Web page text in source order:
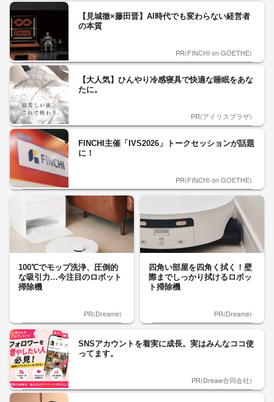
【見城徹×藤田晋】AI時代でも変わらない経営者
の本質
PR(FINCHI on GOETHE)
【大人気】ひんやり冷感寝具で快適な睡眠をあな
たに。
PR(アイリスプラザ)
FINCHI主催「IVS2026」トークセッションが話題
に！
PR(FINCHI on GOETHE)
100℃でモップ洗浄、圧倒的
な吸引力…今注目のロボット
掃除機
PR(Dreame)
四角い部屋を四角く拭く！壁
際までしっかり拭けるロボッ
ト掃除機
PR(Dreame)
SNSアカウントを着実に成長。実はみんなココ使
ってます。
PR(Dreaw合同会社)